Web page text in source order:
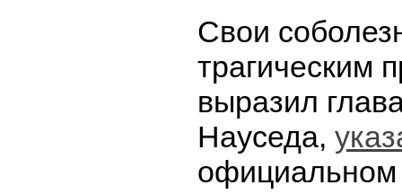
Свои
трагическим
выразил
Науседа,
официальном